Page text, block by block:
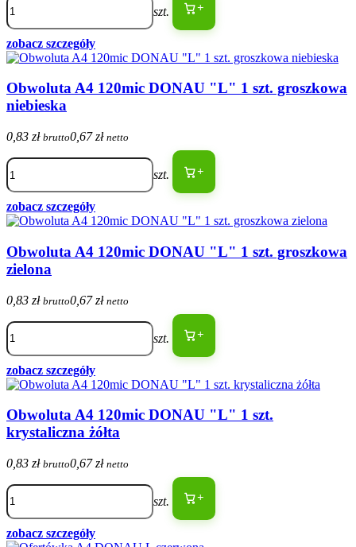
szt. +
zobacz szczegóły
Obwoluta A4 120mic DONAU "L" 1 szt. groszkowa
niebieska
0,83 zł brutto0,67 zł netto
szt. +
zobacz szczegóły
Obwoluta A4 120mic DONAU "L" 1 szt. groszkowa
zielona
0,83 zł brutto0,67 zł netto
szt. +
zobacz szczegóły
Obwoluta A4 120mic DONAU "L" 1 szt.
krystaliczna żółta
0,83 zł brutto0,67 zł netto
szt. +
zobacz szczegóły